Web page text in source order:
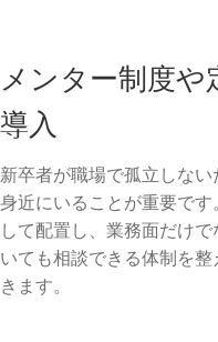
メンター制度や
導入
新卒者が職場で孤立しな
身近にいることが重要で
して配置し、業務面だけ
いても相談できる体制を
きます。